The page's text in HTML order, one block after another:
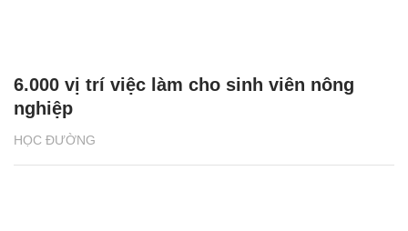
HỌC ĐƯỜNG
6.000 vị trí việc làm cho sinh viên nông
nghiệp